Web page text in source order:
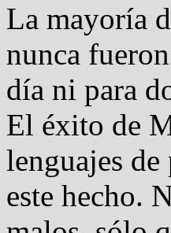
La mayoría
nunca
día ni para
El éxito de
lenguajes
este hecho.